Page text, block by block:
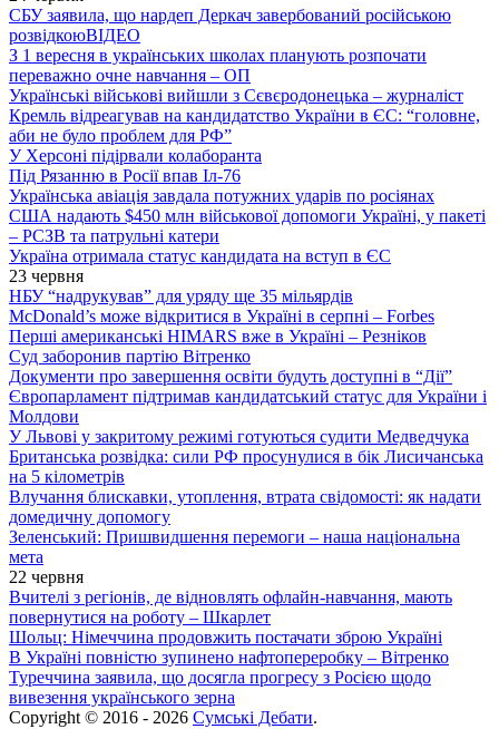
СБУ заявила, що нардеп Деркач завербований російською
розвідкоюВІДЕО
З 1 вересня в українських школах планують розпочати
переважно очне навчання – ОП
Українські військові вийшли з Сєвєродонецька – журналіст
Кремль відреагував на кандидатство України в ЄС: “головне,
аби не було проблем для РФ”
У Херсоні підірвали колаборанта
Під Рязанню в Росії впав Іл-76
Українська авіація завдала потужних ударів по росіянах
США надають $450 млн військової допомоги Україні, у пакеті
– РСЗВ та патрульні катери
Україна отримала статус кандидата на вступ в ЄС
23 червня
НБУ “надрукував” для уряду ще 35 мільярдів
McDonald’s може відкритися в Україні в серпні – Forbes
Перші американські HIMARS вже в Україні – Резніков
Суд заборонив партію Вітренко
Документи про завершення освіти будуть доступні в “Дії”
Європарламент підтримав кандидатський статус для України і
Молдови
У Львові у закритому режимі готуються судити Медведчука
Британська розвідка: сили РФ просунулися в бік Лисичанська
на 5 кілометрів
Влучання блискавки, утоплення, втрата свідомості: як надати
домедичну допомогу
Зеленський: Пришвидшення перемоги – наша національна
мета
22 червня
Вчителі з регіонів, де відновлять офлайн-навчання, мають
повернутися на роботу – Шкарлет
Шольц: Німеччина продовжить постачати зброю Україні
В Україні повністю зупинено нафтопереробку – Вітренко
Туреччина заявила, що досягла прогресу з Росією щодо
вивезення українського зерна
Copyright © 2016 - 2026 Сумські Дебати.